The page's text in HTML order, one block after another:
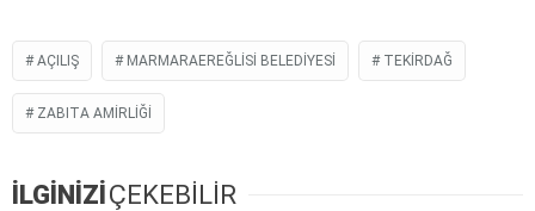
AÇILIŞ MARMARAEREĞLISI BELEDIYESI TEKIRDAĞ
ZABITA AMIRLIĞI
İLGİNİZİÇEKEBİLİR